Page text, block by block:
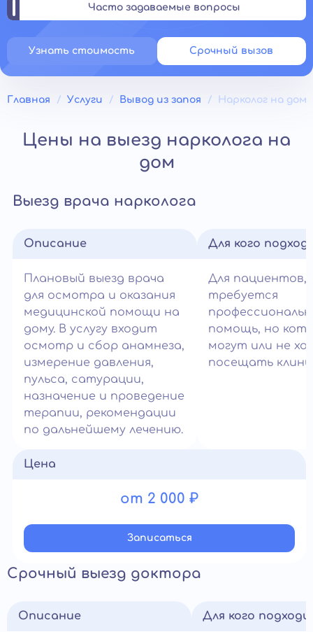
Часто задаваемые вопросы
Узнать стоимость Срочный вызов
Главная Услуги Вывод из запоя Нарколог на дом
Цены на выезд нарколога на
дом
Выезд врача нарколога
Описание
Плановый выезд врача
для осмотра и оказания
медицинской помощи на
дому. В услугу входит
осмотр и сбор анамнеза,
измерение давления,
пульса, сатурации,
назначение и проведение
терапии, рекомендации
по дальнейшему лечению.
Для кого
Для пациентов,
требуется
помощь, но
могут или не
посещать
Цена
от 2 000 ₽
Записатьcя
Срочный выезд доктора
Описание Для кого